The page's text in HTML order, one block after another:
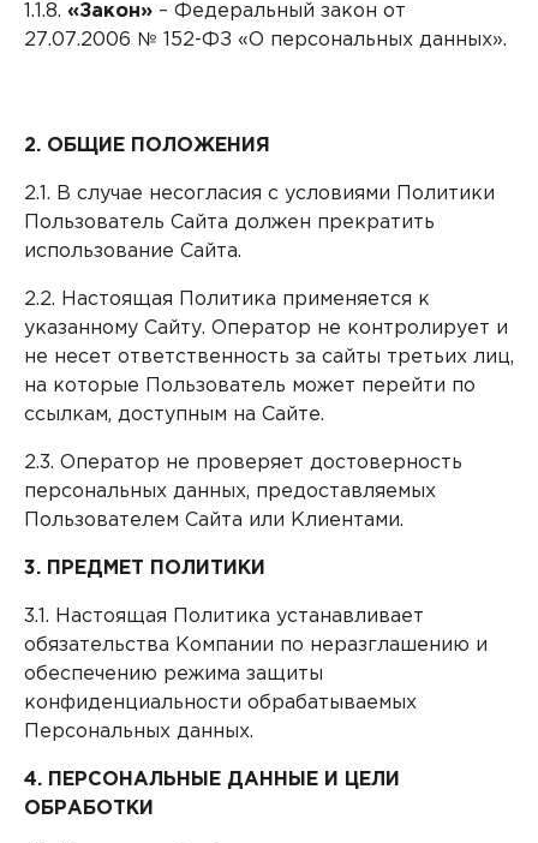
1.1.8. «Закон» – Федеральный закон от
27.07.2006 № 152-ФЗ «О персональных данных».
2. ОБЩИЕ ПОЛОЖЕНИЯ
2.1. В случае несогласия с условиями Политики
Пользователь Сайта должен прекратить
использование Сайта.
2.2. Настоящая Политика применяется к
указанному Сайту. Оператор не контролирует и
не несет ответственность за сайты третьих лиц,
на которые Пользователь может перейти по
ссылкам, доступным на Сайте.
2.3. Оператор не проверяет достоверность
персональных данных, предоставляемых
Пользователем Сайта или Клиентами.
3. ПРЕДМЕТ ПОЛИТИКИ
3.1. Настоящая Политика устанавливает
обязательства Компании по неразглашению и
обеспечению режима защиты
конфиденциальности обрабатываемых
Персональных данных.
4. ПЕРСОНАЛЬНЫЕ ДАННЫЕ И ЦЕЛИ
ОБРАБОТКИ